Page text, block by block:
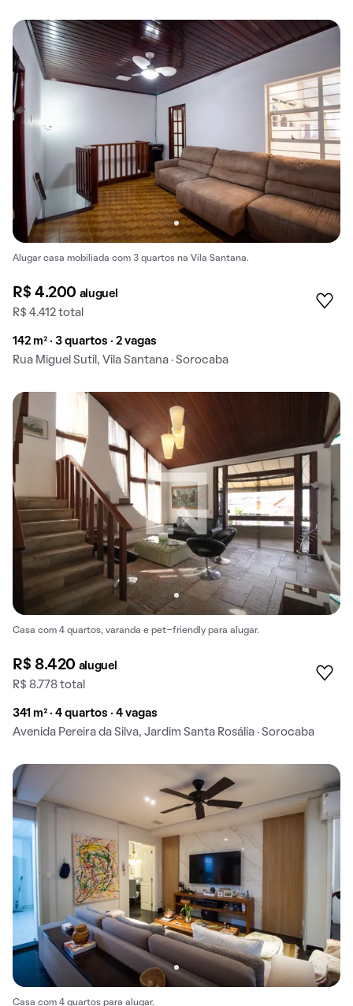
Alugar casa mobiliada com 3 quartos na Vila Santana.
R$ 4.200 aluguel
R$ 4.412 total
142 m² · 3 quartos · 2 vagas
Rua Miguel Sutil, Vila Santana · Sorocaba
Casa com 4 quartos, varanda e pet-friendly para alugar.
R$ 8.420 aluguel
R$ 8.778 total
341 m² · 4 quartos · 4 vagas
Avenida Pereira da Silva, Jardim Santa Rosália · Sorocaba
Casa com 4 quartos para alugar.